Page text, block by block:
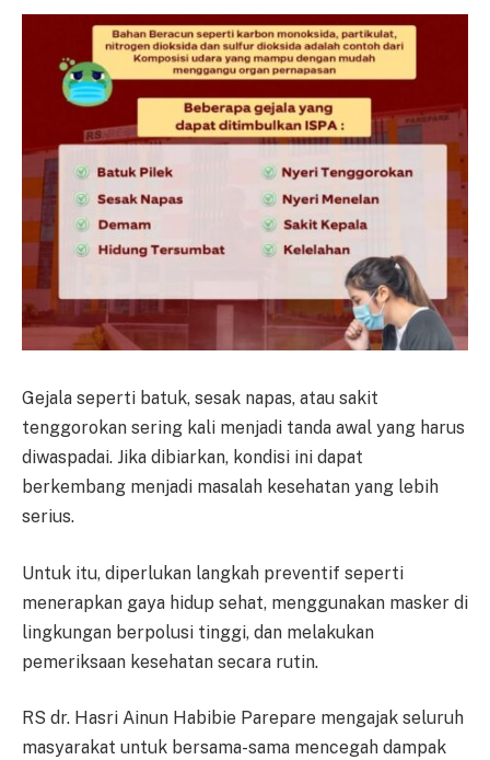
Gejala seperti batuk, sesak napas, atau sakit
tenggorokan sering kali menjadi tanda awal yang harus
diwaspadai. Jika dibiarkan, kondisi ini dapat
berkembang menjadi masalah kesehatan yang lebih
serius.
Untuk itu, diperlukan langkah preventif seperti
menerapkan gaya hidup sehat, menggunakan masker di
lingkungan berpolusi tinggi, dan melakukan
pemeriksaan kesehatan secara rutin.
RS dr. Hasri Ainun Habibie Parepare mengajak seluruh
masyarakat untuk bersama-sama mencegah dampak